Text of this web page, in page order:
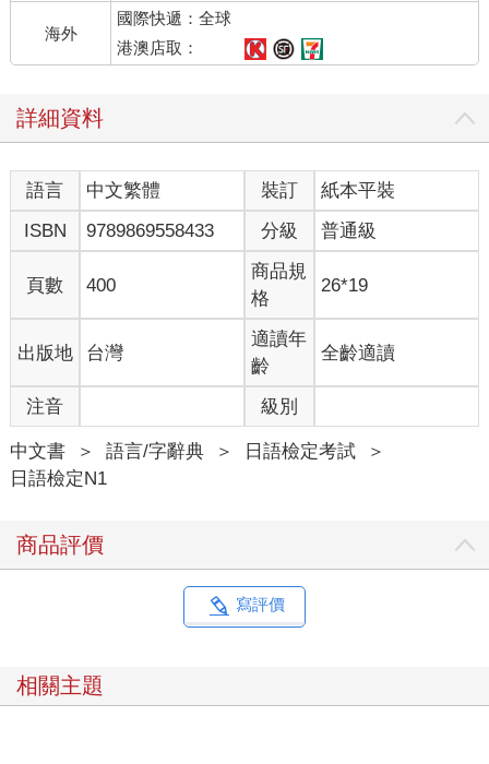
海外
國際快遞：全球
港澳店取：
詳細資料
語言 中文繁體 裝訂
紙本平裝
ISBN
9789869558433 分級 普通級
頁數 400
商品規
格
26*19
出版地 台灣
適讀年
齡
全齡適讀
注音 級別
中文書 ＞ 語言/字辭典 ＞ 日語檢定考試
＞
日語檢定N1
商品評價
寫評價
相關主題